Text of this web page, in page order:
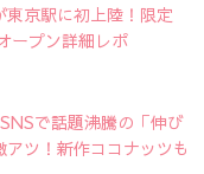
東京駅に初上陸！限定
ープン詳細レポ
で話題沸騰の「伸び
ツ！新作ココナッツも